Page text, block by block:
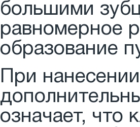
большими
равномерное
образование
При
означает, что